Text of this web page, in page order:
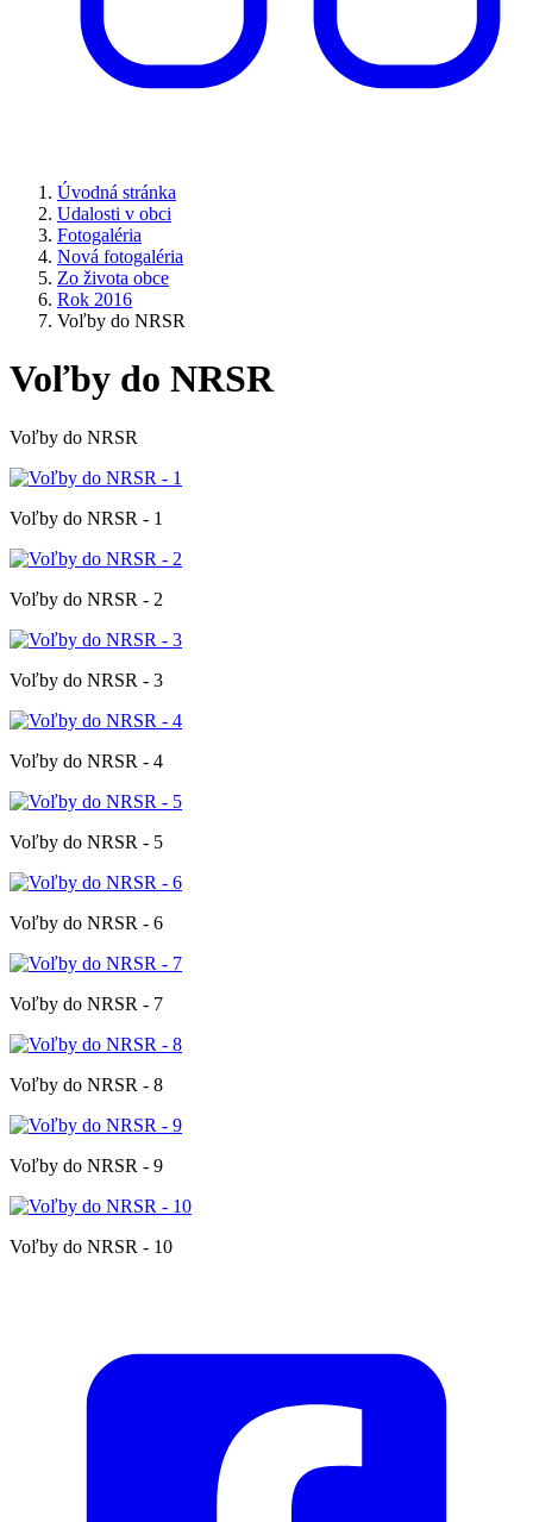
Úvodná stránka
Udalosti v obci
Fotogaléria
Nová fotogaléria
Zo života obce
Rok 2016
Voľby do NRSR
Voľby do NRSR
Voľby do NRSR
Voľby do NRSR - 1
Voľby do NRSR - 2
Voľby do NRSR - 3
Voľby do NRSR - 4
Voľby do NRSR - 5
Voľby do NRSR - 6
Voľby do NRSR - 7
Voľby do NRSR - 8
Voľby do NRSR - 9
Voľby do NRSR - 10